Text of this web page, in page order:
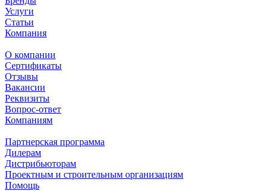
Услуги
Статьи
Компания
О компании
Сертификаты
Отзывы
Вакансии
Реквизиты
Вопрос-ответ
Компаниям
Партнерская программа
Дилерам
Дистрибьюторам
Проектным и строительным организациям
Помощь